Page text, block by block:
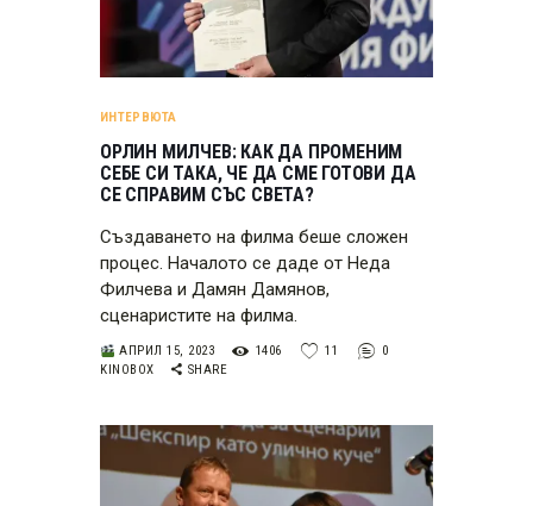
ИНТЕРВЮТА
ОРЛИН МИЛЧЕВ: КАК ДА ПРОМЕНИМ
СЕБЕ СИ ТАКА, ЧЕ ДА СМЕ ГОТОВИ ДА
СЕ СПРАВИМ СЪС СВЕТА?
Създаването на филма беше сложен
процес. Началото се даде от Неда
Филчева и Дамян Дамянов,
сценаристите на филма.
АПРИЛ 15, 2023 1406 11
0
KINOBOX
SHARE